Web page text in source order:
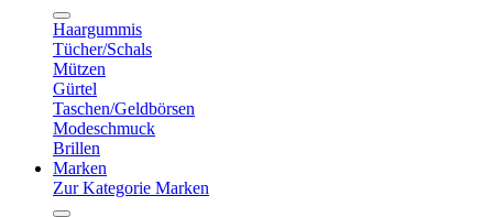
Haargummis
Tücher/Schals
Mützen
Gürtel
Taschen/Geldbörsen
Modeschmuck
Brillen
Marken
Zur Kategorie Marken